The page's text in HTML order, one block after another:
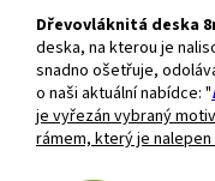
Dřevovláknitá deska
deska, na kterou je
snadno ošetřuje,
o naši aktuální nabídce: "
je vyřezán vybraný
rámem, který je